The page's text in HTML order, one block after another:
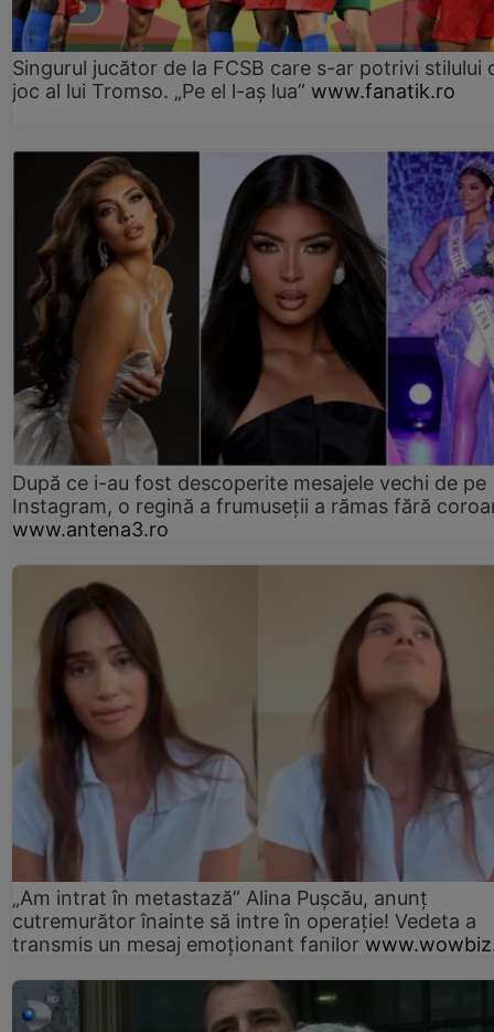
Singurul jucător de la FCSB care s-ar potrivi stilului
joc al lui Tromso. „Pe el l-aș lua” www.fanatik.ro
După ce i-au fost descoperite mesajele vechi de pe
Instagram, o regină a frumuseții a rămas fără
www.antena3.ro
„Am intrat în metastază” Alina Pușcău, anunț
cutremurător înainte să intre în operație! Vedeta a
transmis un mesaj emoționant fanilor